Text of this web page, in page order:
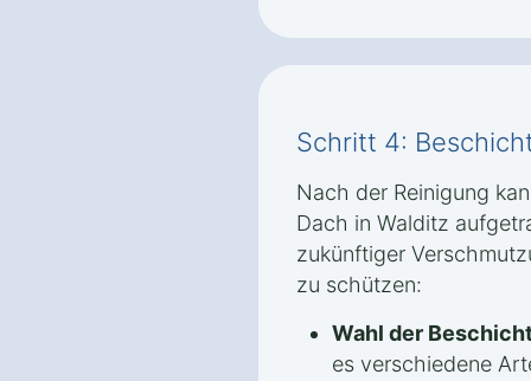
Schritt 4:
Nach der Reinigung
Dach in Walditz
zukünftiger
zu schützen:
Wahl der
es verschiedene